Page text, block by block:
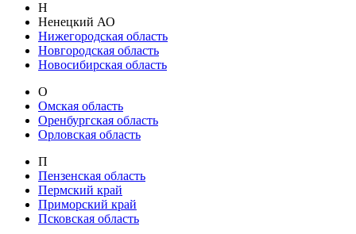
Н
Ненецкий АО
Нижегородская область
Новгородская область
Новосибирская область
О
Омская область
Оренбургская область
Орловская область
П
Пензенская область
Пермский край
Приморский край
Псковская область